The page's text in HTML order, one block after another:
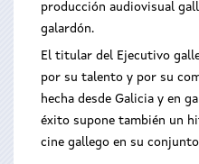
producción audiovisual
galardón.
El titular del Ejecutivo
por su talento y por su
hecha desde Galicia y en
éxito supone también un
cine gallego en su